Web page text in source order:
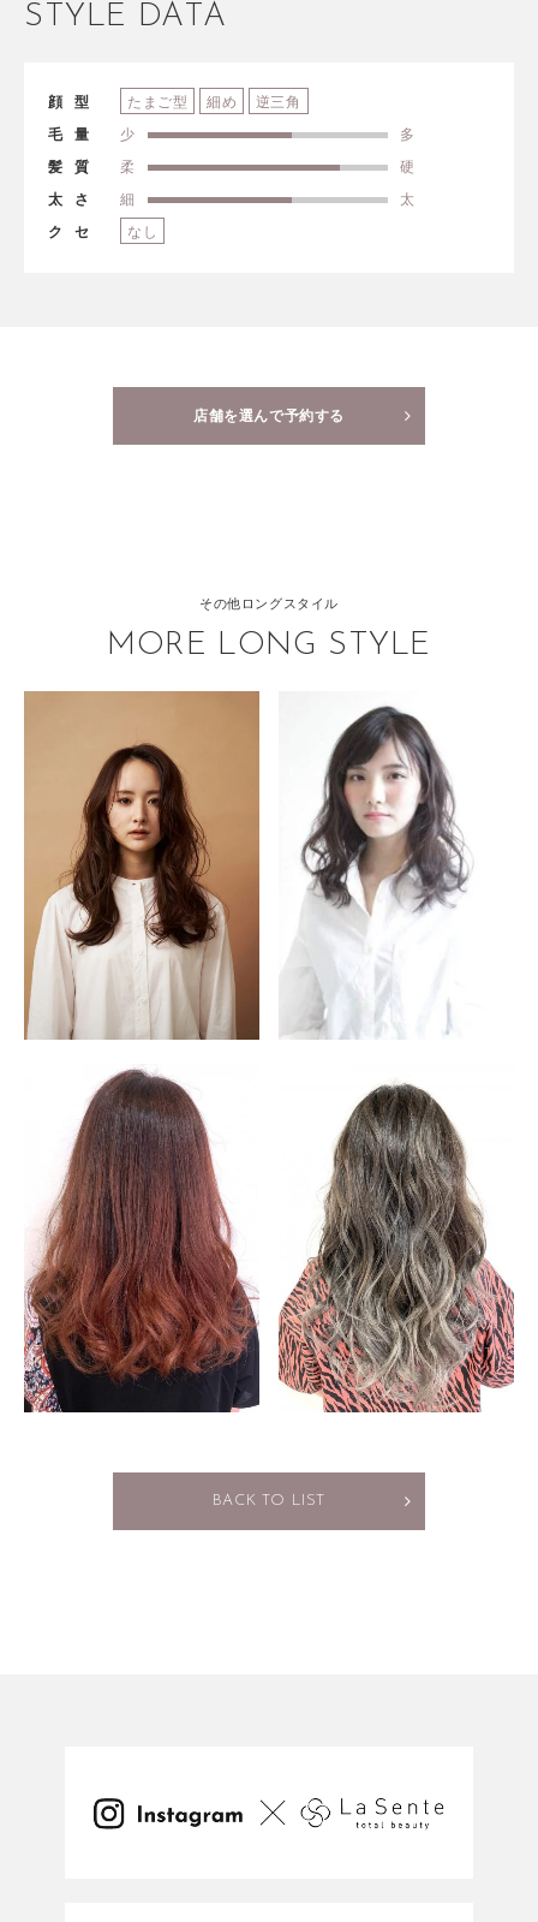
STYLE DATA
顔型 たまご型 細め
逆三角
毛量
少
多
髪質
柔
硬
太さ
細
太
クセ
なし
店舗を選んで予約する
その他ロングスタイル
MORE LONG STYLE
BACK TO LIST